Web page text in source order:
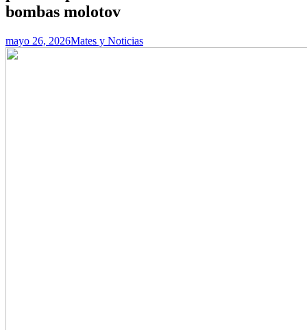
bombas molotov
mayo 26, 2026Mates y Noticias